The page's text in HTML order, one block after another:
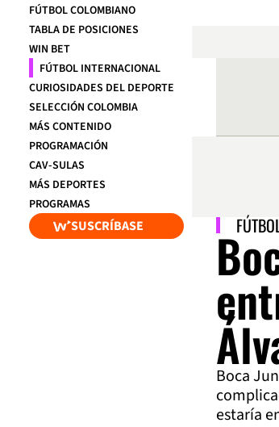
FÚTBOL COLOMBIANO
TABLA DE POSICIONES
WIN BET
FÚTBOL INTERNACIONAL
CURIOSIDADES DEL DEPORTE
SELECCIÓN COLOMBIA
MÁS CONTENIDO
PROGRAMACIÓN
CAV-SULAS
MÁS DEPORTES
PROGRAMAS
SUSCRÍBASE
Boca
estaría